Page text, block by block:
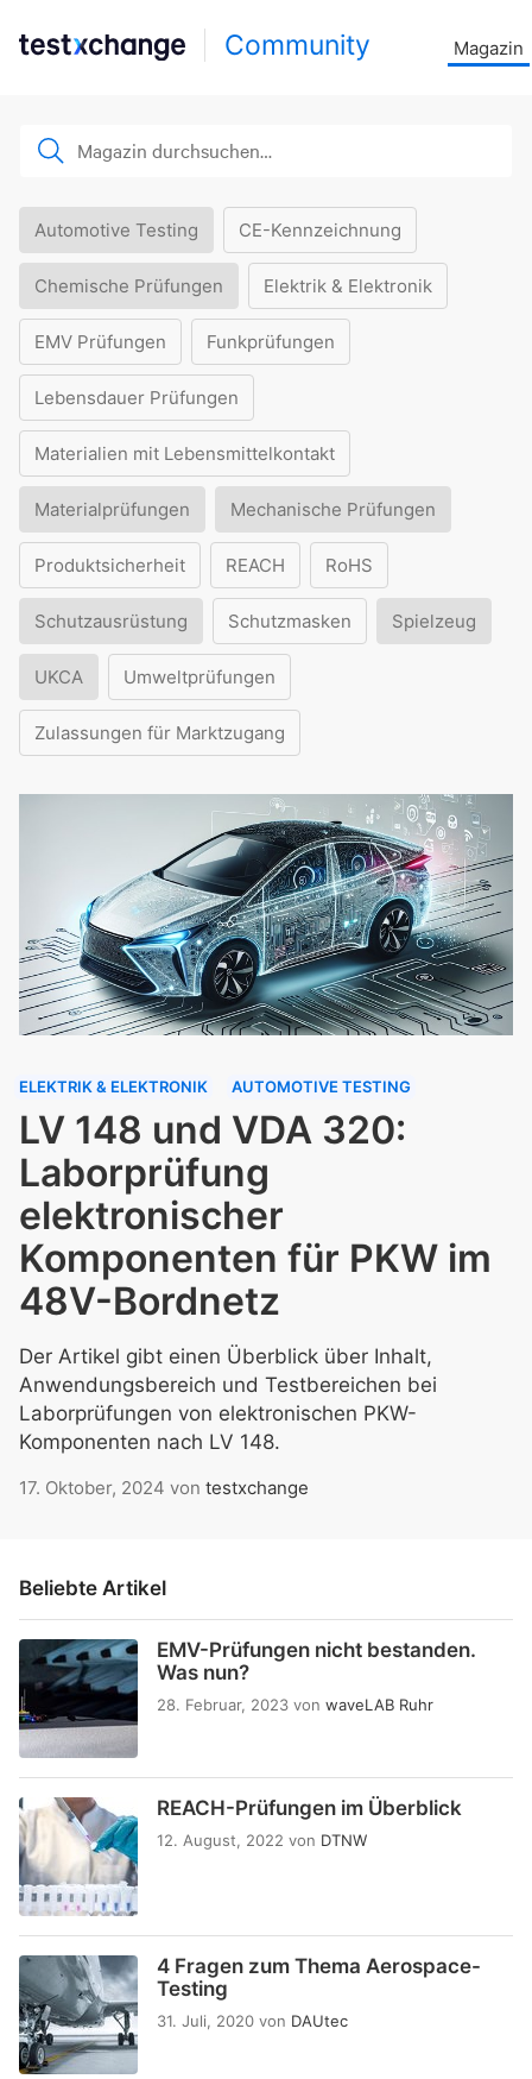
Community Magazin
Automotive Testing CE-Kennzeichnung
Chemische Prüfungen Elektrik & Elektronik
EMV Prüfungen Funkprüfungen
Lebensdauer Prüfungen
Materialien mit Lebensmittelkontakt
Materialprüfungen Mechanische Prüfungen
Produktsicherheit REACH RoHS
Schutzausrüstung Schutzmasken Spielzeug
UKCA Umweltprüfungen
Zulassungen für Marktzugang
ELEKTRIK & ELEKTRONIK AUTOMOTIVE TESTING
LV 148 und VDA 320:
Laborprüfung
elektronischer
Komponenten für PKW im
48V-Bordnetz
Der Artikel gibt einen Überblick über Inhalt,
Anwendungsbereich und Testbereichen bei
Laborprüfungen von elektronischen PKW-
Komponenten nach LV 148.
17. Oktober, 2024 von testxchange
Beliebte Artikel
EMV-Prüfungen nicht bestanden.
Was nun?
28. Februar, 2023 von waveLAB Ruhr
REACH-Prüfungen im Überblick
12. August, 2022 von DTNW
4 Fragen zum Thema Aerospace-
Testing
31. Juli, 2020 von DAUtec